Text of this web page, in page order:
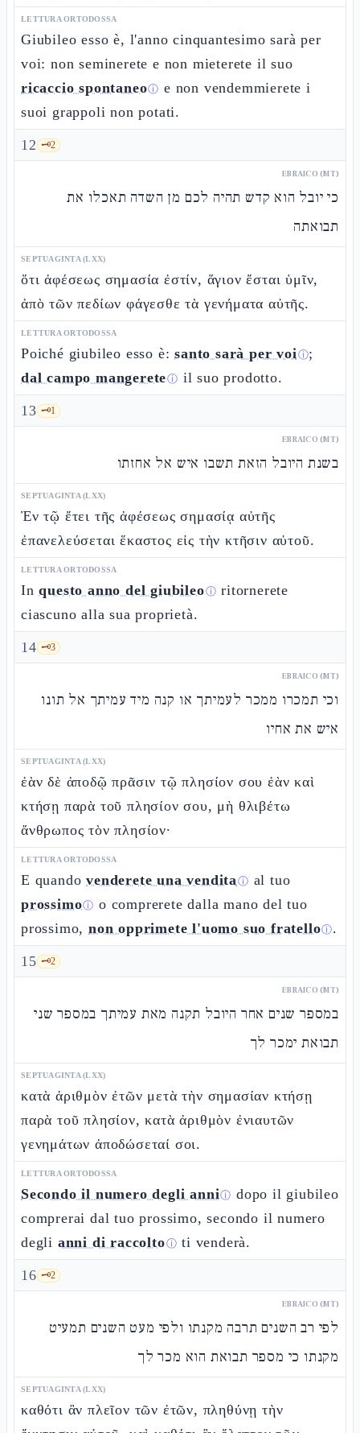
LETTURA ORTODOSSA
Giubileo esso è, l'anno cinquantesimo sarà per
voi: non seminerete e non mieterete il suo
ricaccio spontaneoⓘ e non vendemmierete i
suoi grappoli non potati.
12 🗝️2
EBRAICO (MT)
כי יובל הוא קדש תהיה לכם מן השדה תאכלו את
תבואתה
SEPTUAGINTA (LXX)
ὅτι ἀφέσεως σημασία ἐστίν, ἅγιον ἔσται ὑμῖν,
ἀπὸ τῶν πεδίων φάγεσθε τὰ γενήματα αὐτῆς.
LETTURA ORTODOSSA
Poiché giubileo esso è:santo sarà per voiⓘ;
dal campo mangereteⓘ il suo prodotto.
13 🗝️1
EBRAICO (MT)
בשנת היובל הזאת תשבו איש אל אחזתו
SEPTUAGINTA (LXX)
Ἐν τῷ ἔτει τῆς ἀφέσεως σημασίᾳ αὐτῆς
ἐπανελεύσεται ἕκαστος εἰς τὴν κτῆσιν αὐτοῦ.
LETTURA ORTODOSSA
Inquesto anno del giubileoⓘ ritornerete
ciascuno alla sua proprietà.
14 🗝️3
EBRAICO (MT)
וכי תמכרו ממכר לעמיתך או קנה מיד עמיתך אל תונו
איש את אחיו
SEPTUAGINTA (LXX)
ἐὰν δὲ ἀποδῷ πρᾶσιν τῷ πλησίον σου ἐὰν καὶ
κτήσῃ παρὰ τοῦ πλησίον σου, μὴ θλιβέτω
ἄνθρωπος τὸν πλησίον·
LETTURA ORTODOSSA
E quandovenderete una venditaⓘ al tuo
prossimoⓘ o comprerete dalla mano del tuo
prossimo,non opprimete l'uomo suo fratelloⓘ.
15 🗝️2
EBRAICO (MT)
במספר שנים אחר היובל תקנה מאת עמיתך במספר שני
תבואת ימכר לך
SEPTUAGINTA (LXX)
κατὰ ἀριθμὸν ἐτῶν μετὰ τὴν σημασίαν κτήσῃ
παρὰ τοῦ πλησίον, κατὰ ἀριθμὸν ἐνιαυτῶν
γενημάτων ἀποδώσεταί σοι.
LETTURA ORTODOSSA
Secondo il numero degli anniⓘ dopo il giubileo
comprerai dal tuo prossimo, secondo il numero
degli anni di raccoltoⓘ ti venderà.
16 🗝️2
EBRAICO (MT)
לפי רב השנים תרבה מקנתו ולפי מעט השנים תמעיט
מקנתו כי מספר תבואת הוא מכר לך
SEPTUAGINTA (LXX)
καθότι ἂν πλεῖον τῶν ἐτῶν, πληθύνῃ τὴν